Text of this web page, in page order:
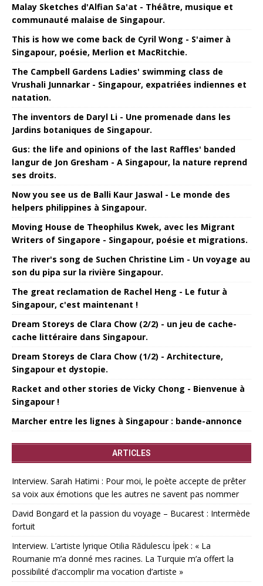
Malay Sketches d'Alfian Sa'at - Théâtre, musique et
communauté malaise de Singapour.
This is how we come back de Cyril Wong - S'aimer à
Singapour, poésie, Merlion et MacRitchie.
The Campbell Gardens Ladies' swimming class de
Vrushali Junnarkar - Singapour, expatriées indiennes et
natation.
The inventors de Daryl Li - Une promenade dans les
Jardins botaniques de Singapour.
Gus: the life and opinions of the last Raffles' banded
langur de Jon Gresham - A Singapour, la nature reprend
ses droits.
Now you see us de Balli Kaur Jaswal - Le monde des
helpers philippines à Singapour.
Moving House de Theophilus Kwek, avec les Migrant
Writers of Singapore - Singapour, poésie et migrations.
The river's song de Suchen Christine Lim - Un voyage au
son du pipa sur la rivière Singapour.
The great reclamation de Rachel Heng - Le futur à
Singapour, c'est maintenant !
Dream Storeys de Clara Chow (2/2) - un jeu de cache-
cache littéraire dans Singapour.
Dream Storeys de Clara Chow (1/2) - Architecture,
Singapour et dystopie.
Racket and other stories de Vicky Chong - Bienvenue à
Singapour !
Marcher entre les lignes à Singapour : bande-annonce
ARTICLES
Interview. Sarah Hatimi : Pour moi, le poète accepte de prêter
sa voix aux émotions que les autres ne savent pas nommer
David Bongard et la passion du voyage – Bucarest : Intermède
fortuit
Interview. L’artiste lyrique Otilia Rădulescu İpek : « La
Roumanie m’a donné mes racines. La Turquie m’a offert la
possibilité d’accomplir ma vocation d’artiste »